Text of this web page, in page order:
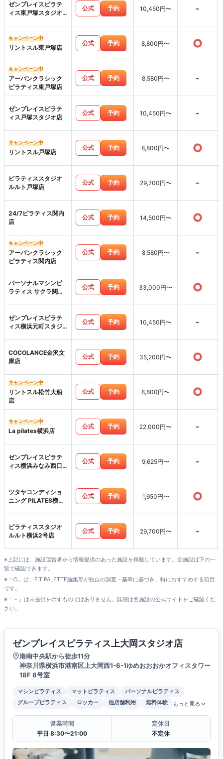
ゼンプレイスピラテ
ィス東戸塚スタジオ
公式 予約 10,450円〜 -
キャンペーン中
リントスル東戸塚店
公式 予約 8,800円〜 ○
キャンペーン中
アーバンクラシック
ピラティス東戸塚店
公式 予約 8,580円〜 -
ゼンプレイスピラテ
ィス戸塚スタジオ店
公式 予約 10,450円〜 -
キャンペーン中
リントスル戸塚店
公式 予約 8,800円〜 ○
ピラティススタジオ
ルルト戸塚店
公式 予約 29,700円〜 -
24/7ピラティス関内
店
公式 予約 14,500円〜 ○
キャンペーン中
アーバンクラシック
ピラティス関内店
公式 予約 8,580円〜 -
パーソナルマシンピ
ラティス サクラ関内
公式 予約 33,000円〜 ○
ゼンプレイスピラテ
ィス横浜元町スタジ
公式 予約 10,450円〜 -
COCOLANCE金沢文
庫店
公式 予約 35,200円〜 ○
キャンペーン中
リントスル松竹大船
店
公式 予約 8,800円〜 ○
キャンペーン中
La pilates横浜店
公式 予約 22,000円〜 -
ゼンプレイスピラテ
ィス横浜みなみ西口
公式 予約 9,625円〜 -
ツタヤコンディショ
ニング PILATES横浜
公式 予約 1,650円〜 ○
ピラティススタジオ
ルルト横浜2号店
公式 予約 29,700円〜 -
※上記には、施設運営者から情報提供のあった施設を掲載しています。全施設は下の一
覧で確認できます。
※「○」は、FIT PALETTE編集部が独自の調査・基準に基づき、特におすすめする項目
です。
※「－」は未提供を示すものではありません。詳細は各施設の公式サイトをご確認くだ
さい。
ゼンプレイスピラティス上大岡スタジオ店
港南中央駅から徒歩11分
神奈川県横浜市港南区上大岡西1-6-1ゆめおおおかオフィスタワー
18F 8号室
マシンピラティス マットピラティス
パーソナルピラティス
グループピラティス
ロッカー 他店舗利用 無料体験 もっと見る
営業時間
平日 8:30〜21:00
定休日
不定休